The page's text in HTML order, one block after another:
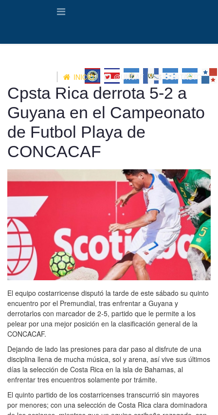
INICIO @UNCAF CONTACTO
Cpsta Rica derrota 5-2 a
Guyana en el Campeonato
de Futbol Playa de
CONCACAF
El equipo costarricense disputó la tarde de este sábado su quinto
encuentro por el Premundial, tras enfrentar a Guyana y
derrotarlos con marcador de 2-5, partido que le permite a los
pelear por una mejor posición en la clasificación general de la
CONCACAF.
Dejando de lado las presiones para dar paso al disfrute de una
disciplina llena de mucha música, sol y arena, así vive sus últimos
días la selección de Costa Rica en la isla de Bahamas, al
enfrentar tres encuentros solamente por trámite.
El quinto partido de los costarricenses transcurrió sin mayores
por menores; con una selección de Costa Rica clara dominadora